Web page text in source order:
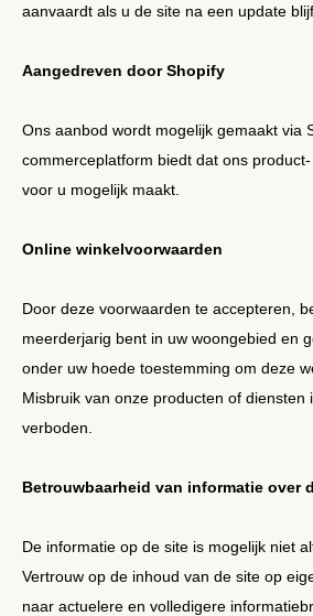
aanvaardt als u de site na een update
Aangedreven door Shopify
Ons aanbod wordt mogelijk gemaakt via
commerceplatform biedt dat ons
voor u mogelijk maakt.
Online winkelvoorwaarden
Door deze voorwaarden te accepteren,
meerderjarig bent in uw woongebied en
onder uw hoede toestemming om deze
Misbruik van onze producten of diensten
verboden.
Betrouwbaarheid van informatie over
De informatie op de site is mogelijk niet
Vertrouw op de inhoud van de site op
naar actuelere en volledigere